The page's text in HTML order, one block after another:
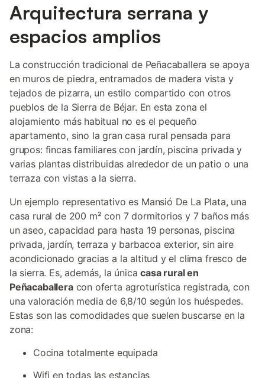
Arquitectura serrana y
espacios amplios
La construcción tradicional de Peñacaballera se apoya
en muros de piedra, entramados de madera vista y
tejados de pizarra, un estilo compartido con otros
pueblos de la Sierra de Béjar. En esta zona el
alojamiento más habitual no es el pequeño
apartamento, sino la gran casa rural pensada para
grupos: fincas familiares con jardín, piscina privada y
varias plantas distribuidas alrededor de un patio o una
terraza con vistas a la sierra.
Un ejemplo representativo es Mansió De La Plata, una
casa rural de 200 m² con 7 dormitorios y 7 baños más
un aseo, capacidad para hasta 19 personas, piscina
privada, jardín, terraza y barbacoa exterior, sin aire
acondicionado gracias a la altitud y el clima fresco de
la sierra. Es, además, la únicacasa rural en
Peñacaballeracon oferta agroturística registrada, con
una valoración media de 6,8/10 según los huéspedes.
Estas son las comodidades que suelen buscarse en la
zona:
Cocina totalmente equipada
Wifi en todas las estancias